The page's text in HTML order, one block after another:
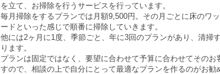
を立て、お掃除を行うサービスを行っています。
毎月掃除をするプランでは月額9,500円。その月ごとに床のワ
ードといった感じで順番に掃除していきます。
他には2ヶ月に1度、季節ごと、年に3回のプランがあり、清掃
ります。
プランは固定ではなく、要望に合わせて予算に合わせてそのお
すので、相談の上で自分にとって最適なプランを作るのがお勧